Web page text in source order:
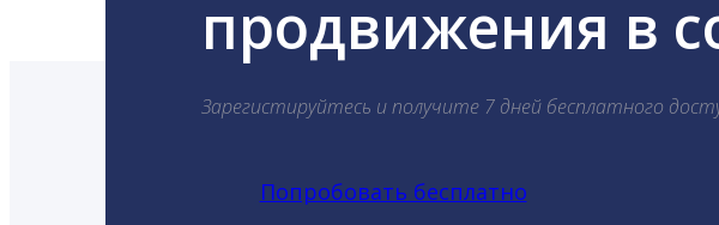
продвижения в
Зарегистируйтесь и получите 7 дней бесплатного
Попробовать бесплатно